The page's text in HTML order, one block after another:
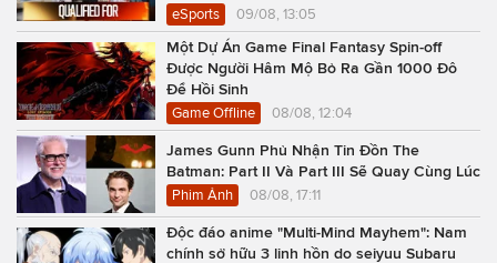
eSports 09/08, 13:05
Một Dự Án Game Final Fantasy Spin-off
Được Người Hâm Mộ Bỏ Ra Gần 1000 Đô
Để Hồi Sinh
Game Offline 08/08, 12:04
James Gunn Phủ Nhận Tin Đồn The
Batman: Part II Và Part III Sẽ Quay Cùng Lúc
Phim Ảnh 08/08, 17:11
Độc đáo anime "Multi-Mind Mayhem": Nam
chính sở hữu 3 linh hồn do seiyuu Subaru